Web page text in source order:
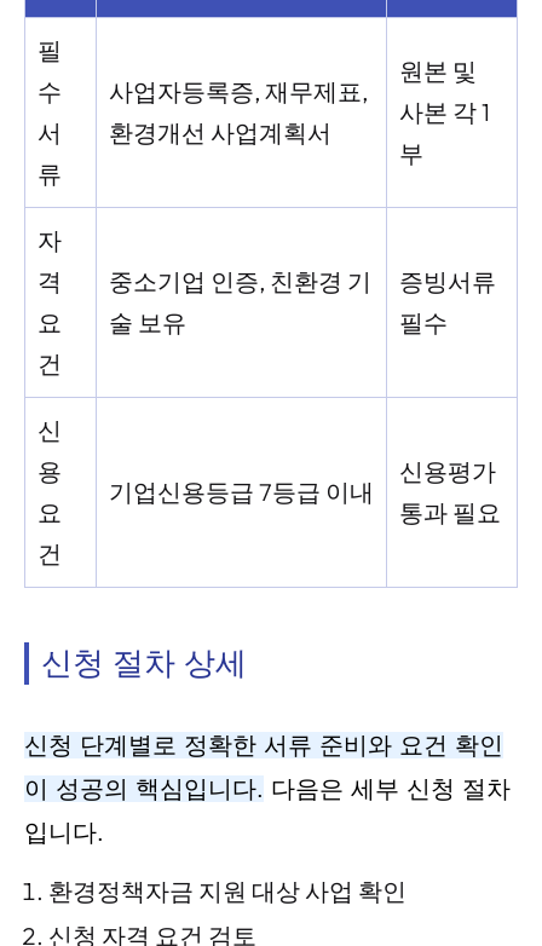
필
수
서
류
사업자등록증, 재무제표,
환경개선 사업계획서
원본 및
사본 각 1
부
자
격
요
건
중소기업 인증, 친환경 기
술 보유
증빙서류
필수
신
용
요
건
기업신용등급 7등급 이내
신용평가
통과 필요
신청 절차 상세
신청 단계별로 정확한 서류 준비와 요건 확인
이 성공의 핵심입니다. 다음은 세부 신청 절차
입니다.
환경정책자금 지원 대상 사업 확인
신청 자격 요건 검토